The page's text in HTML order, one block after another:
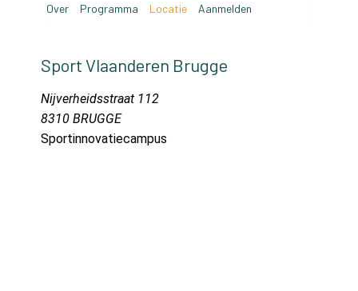
Over Programma Locatie Aanmelden
Sport Vlaanderen Brugge
Nijverheidsstraat 112
8310 BRUGGE
Sportinnovatiecampus